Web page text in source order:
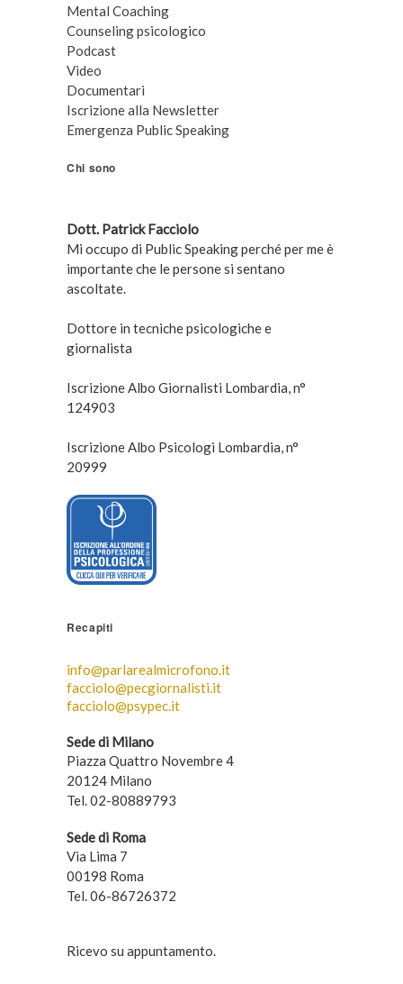
Mental Coaching
Counseling psicologico
Podcast
Video
Documentari
Iscrizione alla Newsletter
Emergenza Public Speaking
Chi sono
Dott. Patrick Facciolo
Mi occupo di Public Speaking perché per me è
importante che le persone si sentano
ascoltate.
Dottore in tecniche psicologiche e
giornalista
Iscrizione Albo Giornalisti Lombardia, n°
124903
Iscrizione Albo Psicologi Lombardia, n°
20999
Recapiti
info@parlarealmicrofono.it
facciolo@pecgiornalisti.it
facciolo@psypec.it
Sede di Milano
Piazza Quattro Novembre 4
20124 Milano
Tel. 02-80889793
Sede di Roma
Via Lima 7
00198 Roma
Tel. 06-86726372
Ricevo su appuntamento.